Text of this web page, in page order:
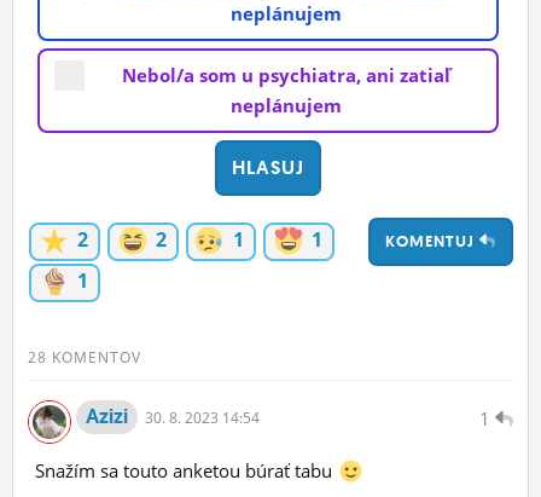
neplánujem
Nebol/a som u psychiatra, ani zatiaľ
neplánujem
KOMENTUJ
2 2 1
1
1
28 KOMENTOV
1
Azizi 30. 8. 2023 14:54
Snažím sa touto anketou búrať tabu